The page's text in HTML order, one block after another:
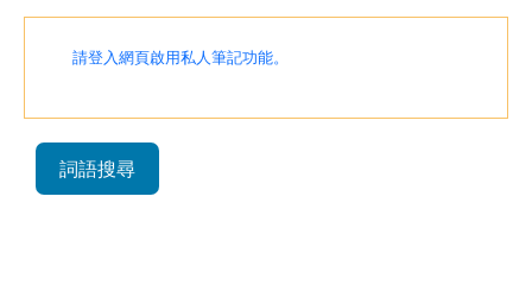
請登入網頁啟用私人筆記功能。
詞語搜尋